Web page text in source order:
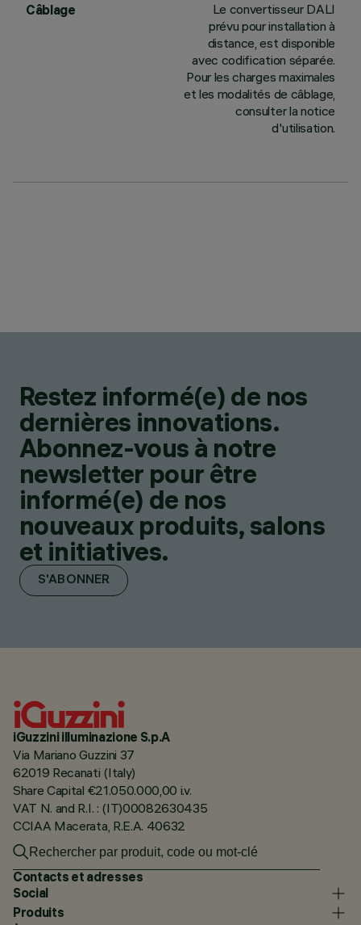
Câblage
Le convertisseur DALI
prévu pour installation à
distance, est disponible
avec codification séparée.
Pour les charges maximales
et les modalités de câblage,
consulter la notice
d'utilisation.
Restez informé(e) de nos
dernières innovations.
Abonnez-vous à notre
newsletter pour être
informé(e) de nos
nouveaux produits, salons
et initiatives.
S'ABONNER
iGuzzini illuminazione S.p.A
Via Mariano Guzzini 37
62019 Recanati (Italy)
Share Capital €21.050.000,00 i.v.
VAT N. and R.I. : (IT)00082630435
CCIAA Macerata, R.E.A. 40632
Contacts et adresses
Social
Produits